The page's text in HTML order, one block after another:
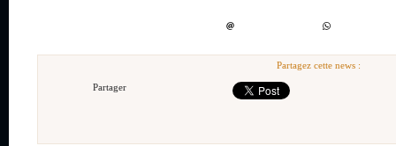
Partagez cette news :
Partager